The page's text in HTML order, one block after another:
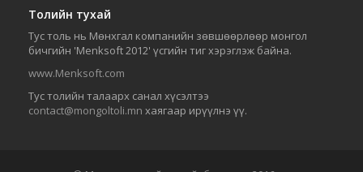
Толийн тухай
Тус толь нь Мөнхгал компанийн зөвшөөрлөөр монгол
бичгийн 'Menksoft 2012' үсгийн тиг хэрэглэж байна.
www.Menksoft.com
Тус толийн талаарх санал хүсэлтээ
contact@mongoltoli.mn хаягаар ирүүлнэ үү.